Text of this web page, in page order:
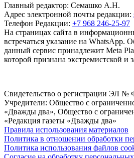
Главный редактор: Семашко А.Н.
Адрес электронной почты редакции:
Телефон Редакции: +7 968 246-25-97
На страницах сайта в
встречаться указание на WhatsApp.
данный сервис принадлежит Meta
которой признана экстремистской и
Свидетельство о регистрации ЭЛ №
Учредители: Общество с
«Дважды два», Общество с
«Редакция газеты «Дважды два»
Правила использования материалов
Политика в отношении обработки
Политика использования файлов